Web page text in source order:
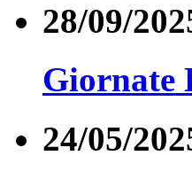
28/09/
Giornate
24/05/